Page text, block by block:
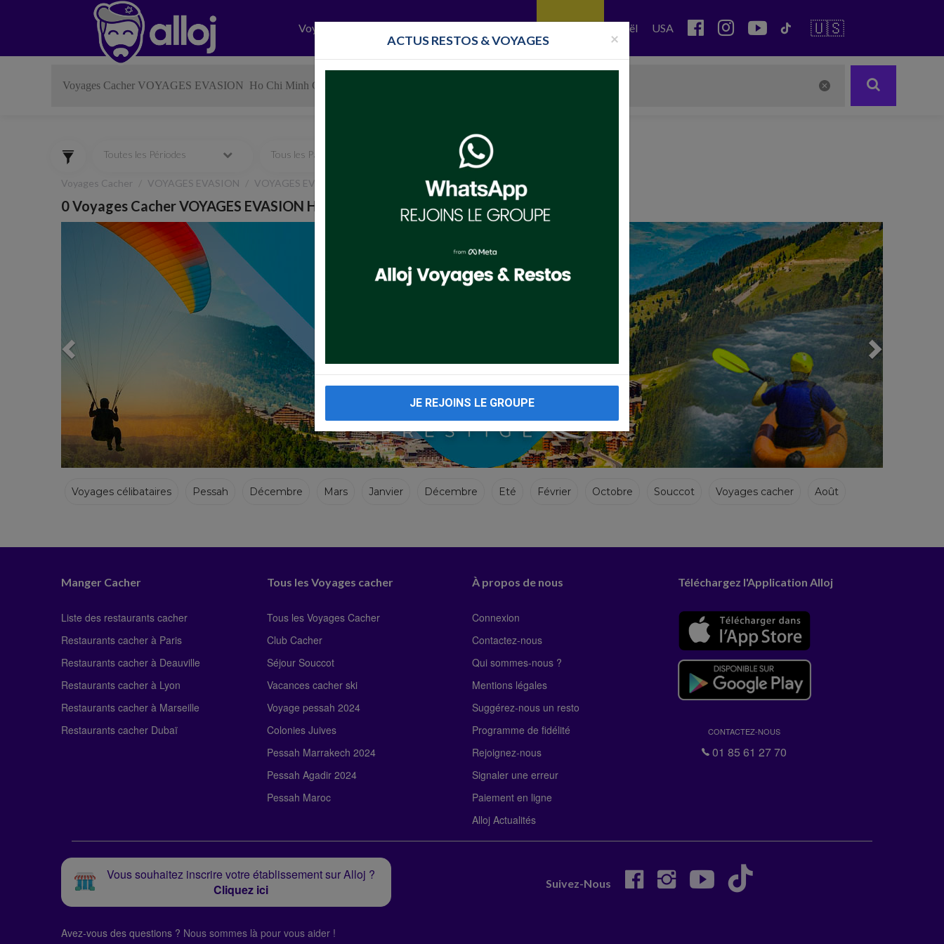
Voyages Israël USA 🇺🇸
Toutes les Périodes Tous les Pays Toutes les surveillances
Voyages Cacher VOYAGES EVASION VOYAGES EVASION Vietnam VOYAGES EVASION Ho Chi Minh City
0 Voyages Cacher VOYAGES EVASION Ho Chi Minh City
Previous
Next
Voyages célibataires Pessah Décembre Mars Janvier Décembre Eté Février Octobre Souccot Voyages cacher Août
Manger Cacher
Liste des restaurants cacher
Restaurants cacher à Paris
Restaurants cacher à Deauville
Restaurants cacher à Lyon
Restaurants cacher à Marseille
Restaurants cacher Dubaï
Tous les Voyages cacher
Tous les Voyages Cacher
Club Cacher
Séjour Souccot
Vacances cacher ski
Voyage pessah 2024
Colonies Juives
Pessah Marrakech 2024
Pessah Agadir 2024
Pessah Maroc
À propos de nous
Connexion
Contactez-nous
Qui sommes-nous ?
Mentions légales
Suggérez-nous un resto
Programme de fidélité
Rejoignez-nous
Signaler une erreur
Paiement en ligne
Alloj Actualités
Téléchargez l'Application Alloj
CONTACTEZ-NOUS
01 85 61 27 70
Vous souhaitez inscrire votre établissement sur Alloj ?
Cliquez ici
Suivez-Nous
Avez-vous des questions ? Nous sommes là pour vous aider !
×
ACTUS RESTOS & VOYAGES
JE REJOINS LE GROUPE